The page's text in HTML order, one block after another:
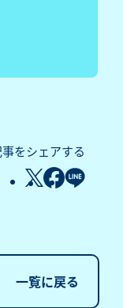
をシェアする
一覧に戻る